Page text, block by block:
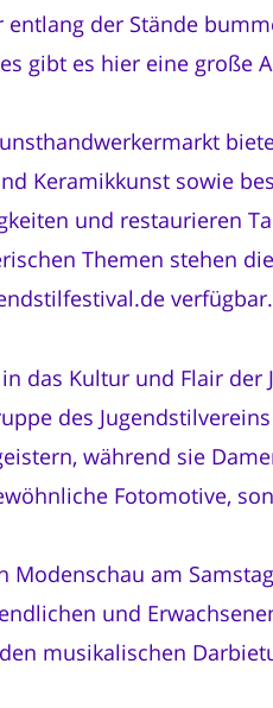
der Stände
gibt es hier eine große
Keramikkunst sowie
und restaurieren
Themen stehen
verfügbar.
das Kultur und Flair
des
während sie
Fotomotive,
Modenschau am
und
musikalischen